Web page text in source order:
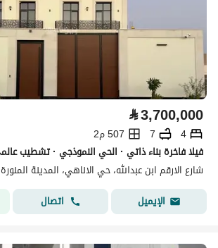
⃁3,700,000
4
7
507 م2
شارع الارقم ابن عبدالله، حي الاناهي، المدينة المنورة
الإيميل
اتصال